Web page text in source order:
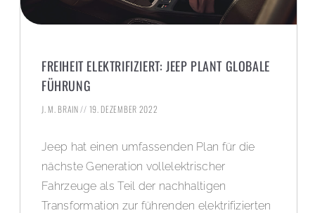
FREIHEIT ELEKTRIFIZIERT: JEEP PLANT GLOBALE
FÜHRUNG
J. M. BRAIN 19. DEZEMBER 2022
Jeep hat einen umfassenden Plan für die
nächste Generation vollelektrischer
Fahrzeuge als Teil der nachhaltigen
Transformation zur führenden elektrifizierten